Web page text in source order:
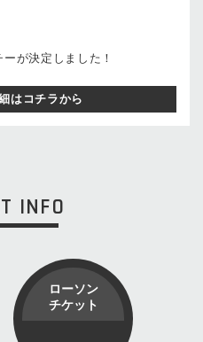
が決定しました！
はコチラから
INFO
ローソン
チケット